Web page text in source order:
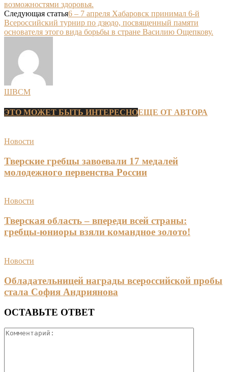
возможностями здоровья.
Следующая статья6 – 7 апреля Хабаровск принимал 6-й
Всероссийский турнир по дзюдо, посвященный памяти
основателя этого вида борьбы в стране Василию Ощепкову.
ШВСМ
ЭТО МОЖЕТ БЫТЬ ИНТЕРЕСНОЕЩЕ ОТ АВТОРА
Новости
Тверские гребцы завоевали 17 медалей
молодежного первенства России
Новости
Тверская область – впереди всей страны:
гребцы-юниоры взяли командное золото!
Новости
Обладательницей награды всероссийской пробы
стала София Андриянова
ОСТАВЬТЕ ОТВЕТ